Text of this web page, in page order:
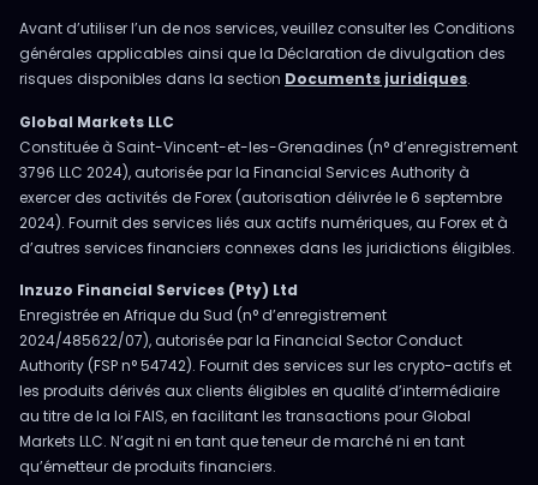
Avant d’utiliser l’un de nos services, veuillez consulter les Conditions
générales applicables ainsi que la Déclaration de divulgation des
risques disponibles dans la section Documents juridiques.
Global Markets LLC
Constituée à Saint-Vincent-et-les-Grenadines (n° d’enregistrement
3796 LLC 2024), autorisée par la Financial Services Authority à
exercer des activités de Forex (autorisation délivrée le 6 septembre
2024). Fournit des services liés aux actifs numériques, au Forex et à
d’autres services financiers connexes dans les juridictions éligibles.
Inzuzo Financial Services (Pty) Ltd
Enregistrée en Afrique du Sud (n° d’enregistrement
2024/485622/07), autorisée par la Financial Sector Conduct
Authority (FSP n° 54742). Fournit des services sur les crypto-actifs et
les produits dérivés aux clients éligibles en qualité d’intermédiaire
au titre de la loi FAIS, en facilitant les transactions pour Global
Markets LLC. N’agit ni en tant que teneur de marché ni en tant
qu’émetteur de produits financiers.